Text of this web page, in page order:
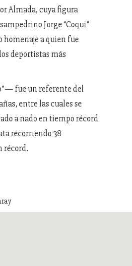
Almada, cuya figura
Jorge “Coqui”
homenaje a quien fue
deportistas más
fue un referente del
entre las cuales se
a nado en tiempo récord
recorriendo 38
récord.